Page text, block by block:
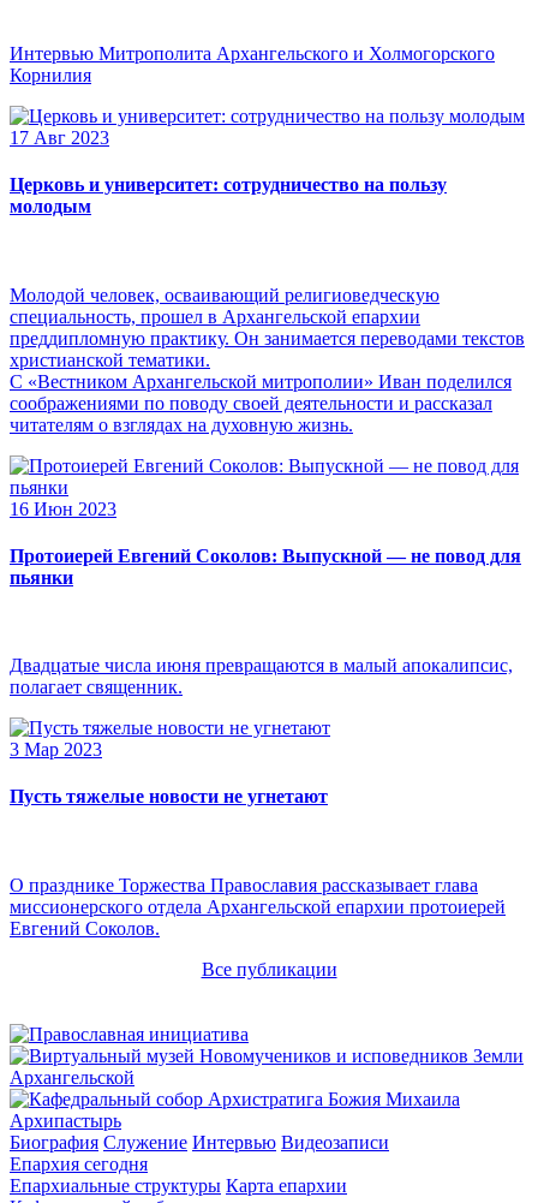
Интервью Митрополита Архангельского и Холмогорского
Корнилия
17 Авг 2023
Церковь и университет: сотрудничество на пользу
молодым
Молодой человек, осваивающий религиоведческую
специальность, прошел в Архангельской епархии
преддипломную практику. Он занимается переводами текстов
христианской тематики.
С «Вестником Архангельской митрополии» Иван поделился
соображениями по поводу своей деятельности и рассказал
читателям о взглядах на духовную жизнь.
16 Июн 2023
Протоиерей Евгений Соколов: Выпускной — не повод для
пьянки
Двадцатые числа июня превращаются в малый апокалипсис,
полагает священник.
3 Мар 2023
Пусть тяжелые новости не угнетают
О празднике Торжества Православия рассказывает глава
миссионерского отдела Архангельской епархии протоиерей
Евгений Соколов.
Все публикации
Архипастырь
Биография Служение Интервью Видеозаписи
Епархия сегодня
Епархиальные структуры Карта епархии